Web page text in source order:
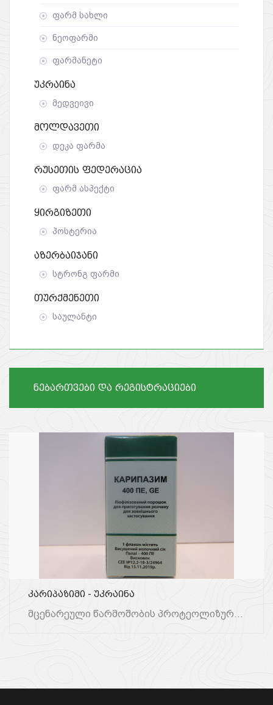
ფარმ სახლი
ნეოფარმი
ფარმანეტი
Უკრაინა
მედვეივი
Მოლდავეთი
დეკა ფარმა
Რუსეთის Ფედერაცია
ფარმ ასპექტი
Ყირგიზეთი
პოსტერია
Აზერბაიჯანი
სტრონგ ფარმი
Თურქმენეთი
საულანტი
ნებართვები და რეგისტრაციები
კარიპაზიმი - უკრაინა
Მცენარეული Წარმოშობის Პროტეოლიზური Ფერმენტების Კომპლექსი, Რომელიც Ნესვის Ხის (პაპაიას) Უმწიფარი Ნაყოფების Რძე...